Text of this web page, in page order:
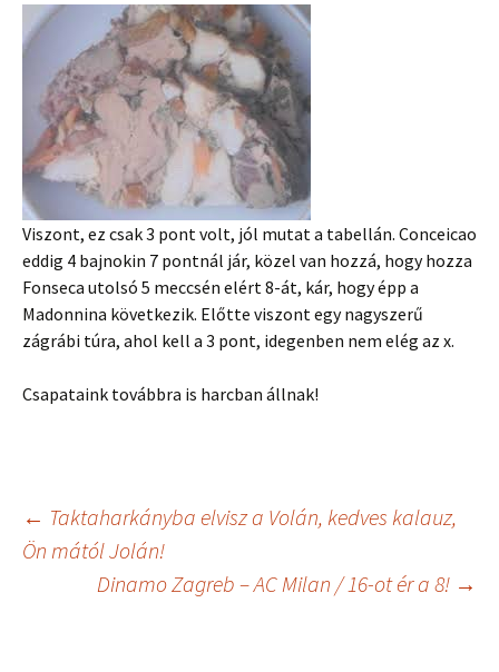
Viszont, ez csak 3 pont volt, jól mutat a tabellán. Conceicao
eddig 4 bajnokin 7 pontnál jár, közel van hozzá, hogy hozza
Fonseca utolsó 5 meccsén elért 8-át, kár, hogy épp a
Madonnina következik. Előtte viszont egy nagyszerű
zágrábi túra, ahol kell a 3 pont, idegenben nem elég az x.
Csapataink továbbra is harcban állnak!
Bejegyzés
navigáció
← Taktaharkányba elvisz a Volán, kedves kalauz,
Ön mától Jolán!
Dinamo Zagreb – AC Milan / 16-ot ér a 8! →